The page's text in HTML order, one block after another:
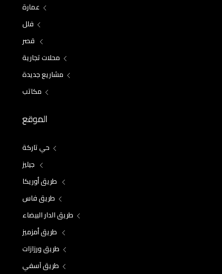
عمارة
فلل
قصر
محلات تجارية
مشاريع جديدة
مكاتب
الموقع
حي تاركة
جيليز
طريق أوريكا
طريق فاس
طريق الدار البيضاء
طريق أمزميز
طريق ورزازات
طريق آسفي